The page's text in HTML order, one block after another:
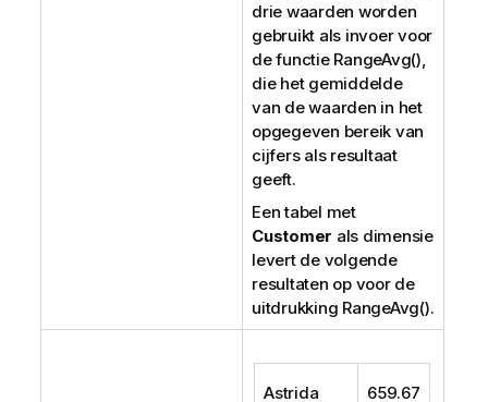
drie waarden worden
gebruikt als invoer voor
de functie RangeAvg(),
die het gemiddelde
van de waarden in het
opgegeven bereik van
cijfers als resultaat
geeft.
Een tabel met
Customer als dimensie
levert de volgende
resultaten op voor de
uitdrukking RangeAvg().
Astrida 659.67